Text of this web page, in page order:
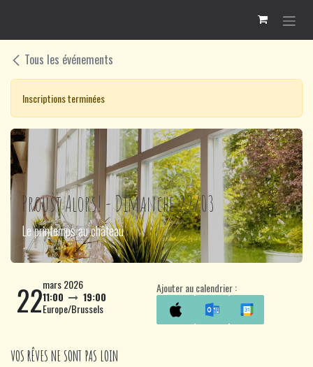
Tous les événements
Inscriptions terminées
Proust Alors! - Dimanche 22/03
Le printemps au château
22mars 2026
11:00
19:00
Europe/Brussels
Ajouter au calendrier :
VOS RÊVES NE SONT PAS LOIN